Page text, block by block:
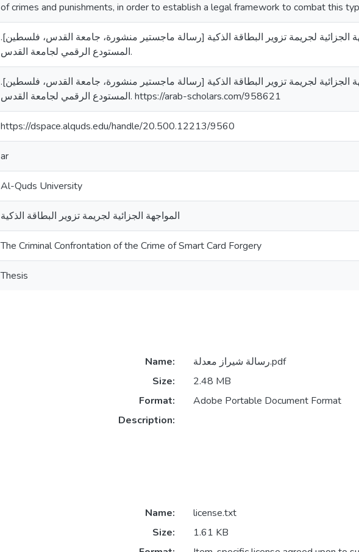
of crimes and punishments, in order to establish a legal framework to combat this
وحيد. (2024). المواجهة الجزائية لجريمة تزوير البطاقة الذكية [رسالة ماجستير منشورة، جامعة القدس، فلسطين].
المستودع الرقمي لجامعة القدس.
وحيد. (2024). المواجهة الجزائية لجريمة تزوير البطاقة الذكية [رسالة ماجستير منشورة، جامعة القدس، فلسطين].
المستودع الرقمي لجامعة القدس. https://arab-scholars.com/958621
https://dspace.alquds.edu/handle/20.500.12213/9560
ar
Al-Quds University
المواجهة الجزائية لجريمة تزوير البطاقة الذكية
The Criminal Confrontation of the Crime of Smart Card Forgery
Thesis
Name:
رسالة شيراز معدلة.pdf
Size:
2.48 MB
Format:
Adobe Portable Document Format
Description:
Name:
license.txt
Size:
1.61 KB